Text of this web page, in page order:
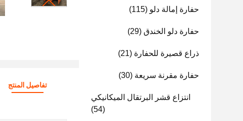
حفارة إمالة دلو (115)
حفارة دلو الخندق (29)
ذراع قصيرة للحفارة (21)
حفارة مقرنة سريعة (30)
انتزاع قشر البرتقال الميكانيكي
(54)
تفاصيل المنتج